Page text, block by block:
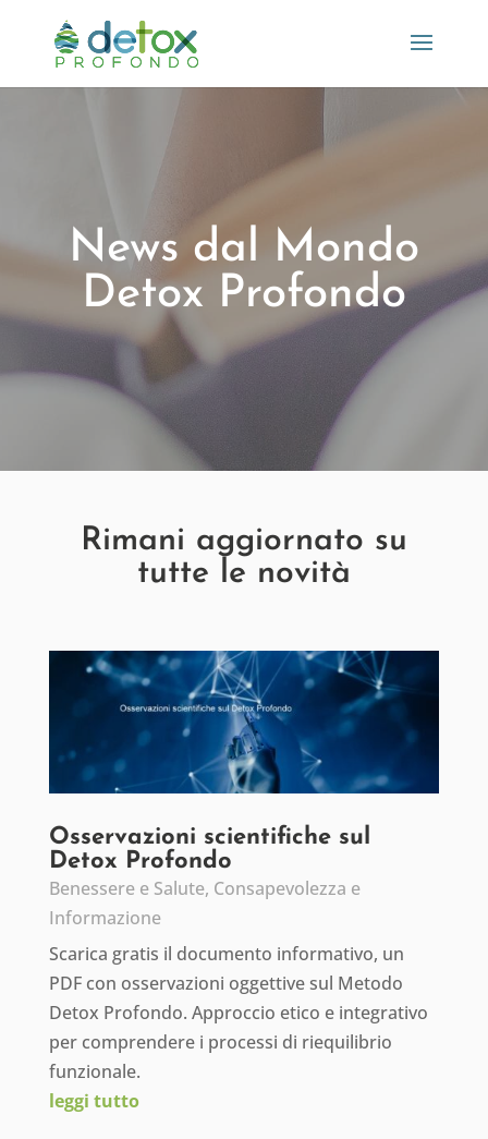
News dal Mondo
Detox Profondo
Rimani aggiornato su
tutte le novità
Osservazioni scientifiche sul
Detox Profondo
Benessere e Salute, Consapevolezza e
Informazione
Scarica gratis il documento informativo, un
PDF con osservazioni oggettive sul Metodo
Detox Profondo. Approccio etico e integrativo
per comprendere i processi di riequilibrio
funzionale.
leggi tutto